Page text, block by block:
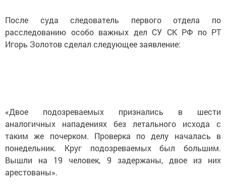
После суда следователь первого отдела по
расследованию особо важных дел СУ СК РФ по РТ
Игорь Золотов сделал следующее заявление:
«Двое подозреваемых признались в шести
аналогичных нападениях без летального исхода с
таким же почерком. Проверка по делу началась в
понедельник. Круг подозреваемых был большим.
Вышли на 19 человек, 9 задержаны, двое из них
арестованы».